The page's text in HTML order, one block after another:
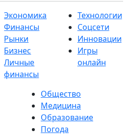
Экономика
Финансы
Рынки
Бизнес
Личные
финансы
Технологии
Соцсети
Инновации
Игры
онлайн
Общество
Медицина
Образование
Погода